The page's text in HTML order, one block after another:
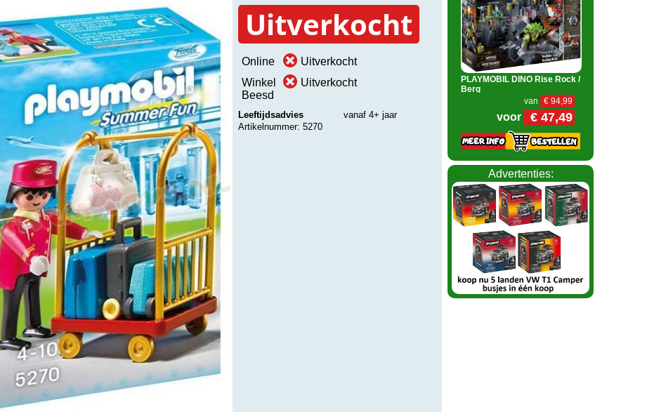
Uitverkocht
Online
Uitverkocht
Winkel
Beesd
Uitverkocht
Leeftijdsadvies
vanaf 4+ jaar
Artikelnummer: 5270
PLAYMOBIL DINO Rise Rock /
Berg
€ 94,99
van
€ 47,49
voor
Advertenties: